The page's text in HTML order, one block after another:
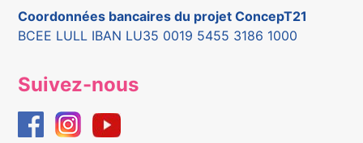
Coordonnées bancaires du projet ConcepT21
BCEE LULL IBAN LU35 0019 5455 3186 1000
Suivez-nous